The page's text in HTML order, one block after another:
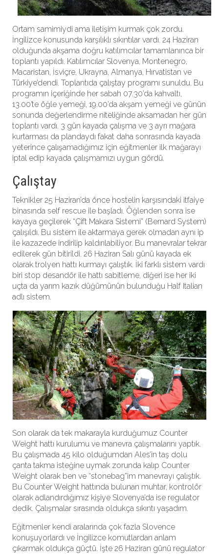
Ortam samimiydi ama iletişim kurmak çok zordu.
İngilizce konusunda karşılıklı sıkıntılar vardı. 24 Haziran
olduğunda akşama doğru katılımcılar tamamlanınca bir
toplantı yapıldı. Katılımcılar Slovenya, Montenegro,
Macaristan, İsviçre, Ukrayna, Almanya, Hırvatistan ve
Türkiye’dendi. Toplantıda çalıştay programı sunuldu. Bu
programın içeriğinde her sabah 07.30’da kahvaltı,
13.00’te öğle yemeği, 19.00’da akşam yemeği ve günün
sonunda değerlendirme niteliğinde aksamadan her gün
toplantı vardı. 3 gün kayada çalışma ve 3 ayrı mağara
kurtarması da plandaydı fakat daha sonrasında kayada
yeterince çalışamadığımız için eğitmenler ilk mağarayı
iptal edip kayada çalışmamızı uygun gördü.
Çalıştay
Teknikler 25 Haziran’da önce hostelin karşısındaki itfaiye
binasında self rescue ile başladı. Öğlenden sonra ise
kayaya geçilerek “Çift Makara Sistemi” (Bernard System)
çalışıldı. Bu sistem ile aktarmaya gerek olmadan aynı ip
ile kazazede indirilip kaldırılabiliyor. Bu manevralar tekrar
edilerek gün bitirildi. 26 Haziran Salı günü kayada ek
olarak trolyen hattı kurmayı çalıştık. İki farklı sistem vardı
biri stop desandör ile hattı sabitleme, diğeri ise her iki
uçta da yarım kazık düğümünün bulunduğu Half Italian
adlı sistem.
Son olarak da tek makarayla kurduğumuz Counter
Weight hattı kurulumu ve manevra çalışmalarını yaptık.
Bu çalışmada 45 kilo olduğumdan Ales’in taş dolu
çanta takma isteğine uymak zorunda kalıp Counter
Weight olarak ben ve “stonebag”im manevrayı çalıştık.
Bu Counter Weight hattında bulunan muhtar, kontrolör
olarak adlandırdığımız kişiye Slovenya’da ise regulator
dedik. Çalışmalar sırasında oldukça sıkıntı yaşadım.
Eğitmenler kendi aralarında çok fazla Slovence
konuşuyorlardı ve İngilizce komutlardan anlam
çıkarmak oldukça güçtü. İşte 26 Haziran günü regulator